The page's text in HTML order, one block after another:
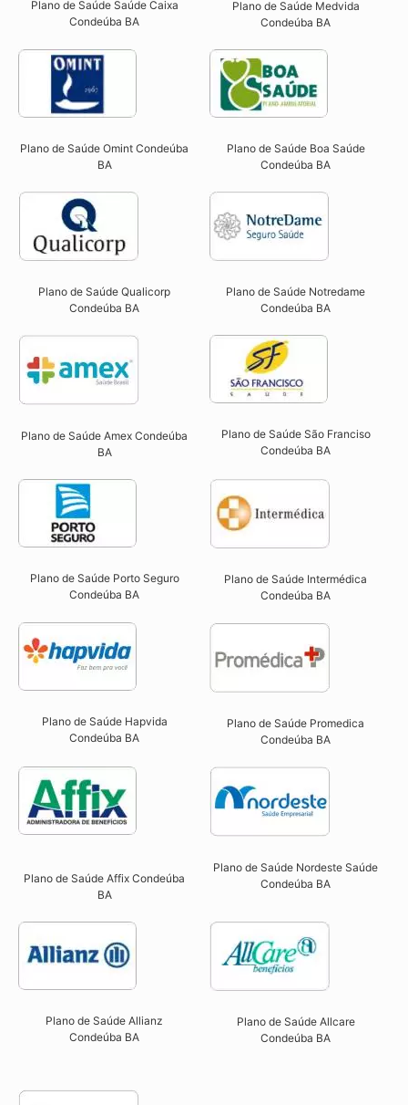
Plano de Saúde Saúde Caixa
Condeúba BA​
Plano de Saúde Medvida
Condeúba BA
Plano de Saúde Omint Condeúba
BA​
Plano de Saúde Boa Saúde
Condeúba BA​
Plano de Saúde Qualicorp
Condeúba BA​
Plano de Saúde Notredame
Condeúba BA​
Plano de Saúde Amex Condeúba
BA
Plano de Saúde São Franciso
Condeúba BA​
Plano de Saúde Porto Seguro
Condeúba BA​
Plano de Saúde Intermédica
Condeúba BA​
Plano de Saúde Hapvida
Condeúba BA​
Plano de Saúde Promedica
Condeúba BA
Plano de Saúde Affix Condeúba
BA​
Plano de Saúde Nordeste Saúde
Condeúba BA
Plano de Saúde Allianz
Condeúba BA​
Plano de Saúde Allcare
Condeúba BA​